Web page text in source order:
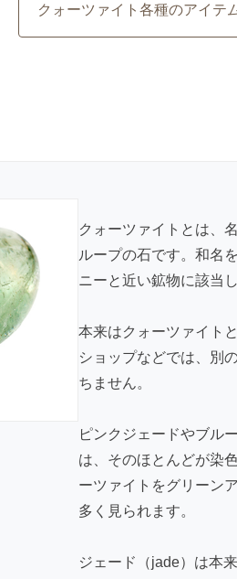
クォーツァイト各種のアイテ
クォーツァイトとは、
ループの石です。和名
ニーと近い鉱物に該当し
本来はクォーツァイト
ショップなどでは、別
ちません。
ピンクジェードやブル
は、そのほとんどが染
ーツァイトをグリーン
多く見られます。
ジェード（jade）は本